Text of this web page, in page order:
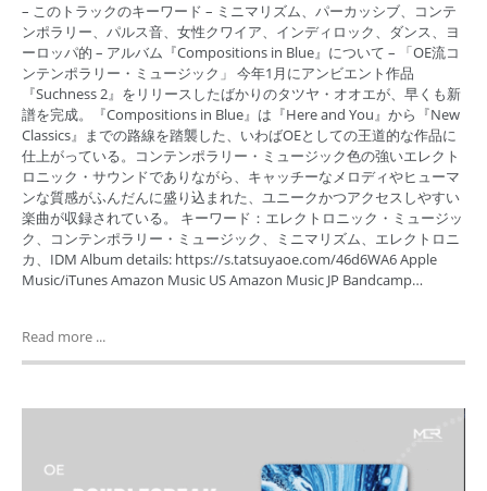
– このトラックのキーワード – ミニマリズム、パーカッシブ、コンテ
ンポラリー、パルス音、女性クワイア、インディロック、ダンス、ヨ
ーロッパ的 – アルバム『Compositions in Blue』について – 「OE流コ
ンテンポラリー・ミュージック」 今年1月にアンビエント作品
『Suchness 2』をリリースしたばかりのタツヤ・オオエが、早くも新
譜を完成。『Compositions in Blue』は『Here and You』から『New
Classics』までの路線を踏襲した、いわばOEとしての王道的な作品に
仕上がっている。コンテンポラリー・ミュージック色の強いエレクト
ロニック・サウンドでありながら、キャッチーなメロディやヒューマ
ンな質感がふんだんに盛り込まれた、ユニークかつアクセスしやすい
楽曲が収録されている。 キーワード：エレクトロニック・ミュージッ
ク、コンテンポラリー・ミュージック、ミニマリズム、エレクトロニ
カ、IDM Album details: https://s.tatsuyaoe.com/46d6WA6 Apple
Music/iTunes Amazon Music US Amazon Music JP Bandcamp…
Read more ...